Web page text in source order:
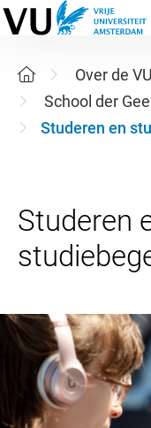
Over de VU
School der
Studeren en
Studeren